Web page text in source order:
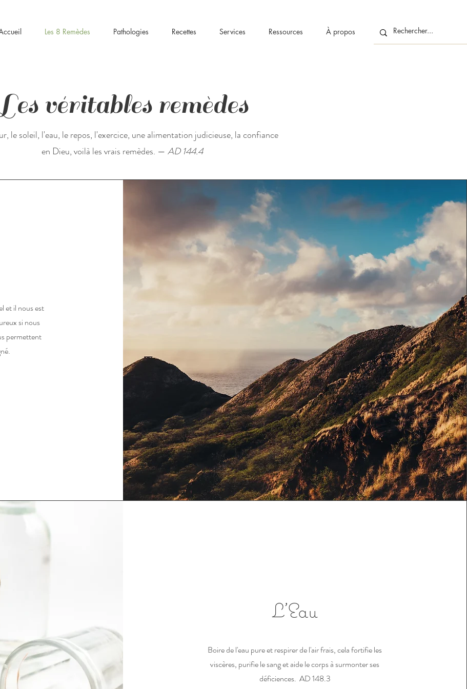
Les 8 Remèdes Pathologies Recettes Services Ressources À propos
véritables remèdes
le soleil, l'eau, le repos, l'exercice, une alimentation judicieuse, la confiance
en Dieu, voilà les vrais remèdes. — AD 144.4
et il nous est
si nous
permettent
L'Eau
Boire de l'eau pure et respirer de l'air frais, cela fortifie les
viscères, purifie le sang et aide le corps à surmonter ses
déficiences. AD 148.3